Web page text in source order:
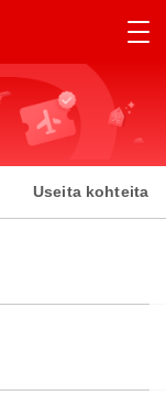
Useita kohteita